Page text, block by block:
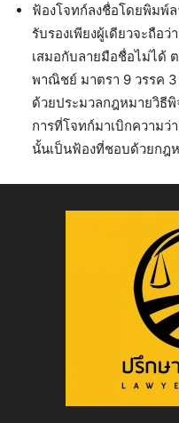
ฟ้องโจทก์ลงชื่อโดยพิมพ์
รับรองเพียงผู้เดียวจะถือ
เสมอกับลายมือชื่อไม่ได้
พาณิชย์ มาตรา 9 วรรค
ด้วยประมวลกฎหมายวิธี
การที่โจทก์มาเบิกความว่
นั้นเป็นฟ้องที่ชอบด้วยกฎ